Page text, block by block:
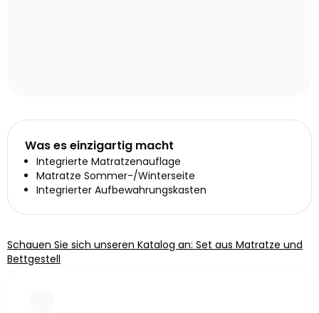
Was es einzigartig macht
Integrierte Matratzenauflage
Matratze Sommer-/Winterseite
Integrierter Aufbewahrungskasten
Schauen Sie sich unseren Katalog an: Set aus Matratze und
Bettgestell